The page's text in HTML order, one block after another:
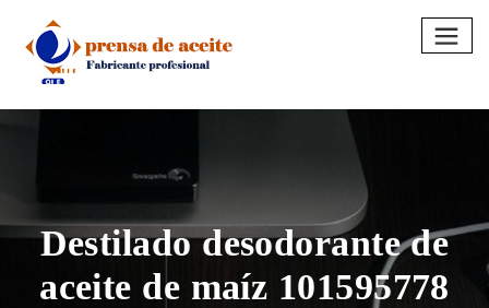
content
Destilado desodorante de
aceite de maíz 101595778